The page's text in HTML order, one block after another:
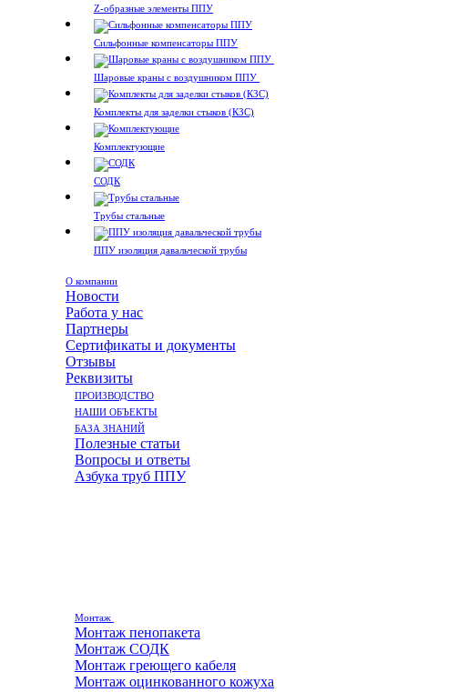
Z-образные элементы ППУ
Сильфонные компенсаторы ППУ
Шаровые краны с воздушником ППУ
Комплекты для заделки стыков (КЗС)
Комплектующие
СОДК
Трубы стальные
ППУ изоляция давальческой трубы
О компании
Новости
Работа у нас
Партнеры
Сертификаты и документы
Отзывы
Реквизиты
ПРОИЗВОДСТВО
НАШИ ОБЪЕКТЫ
БАЗА ЗНАНИЙ
Полезные статьи
Вопросы и ответы
Азбука труб ППУ
Монтаж
Монтаж пенопакета
Монтаж СОДК
Монтаж греющего кабеля
Монтаж оцинкованного кожуха